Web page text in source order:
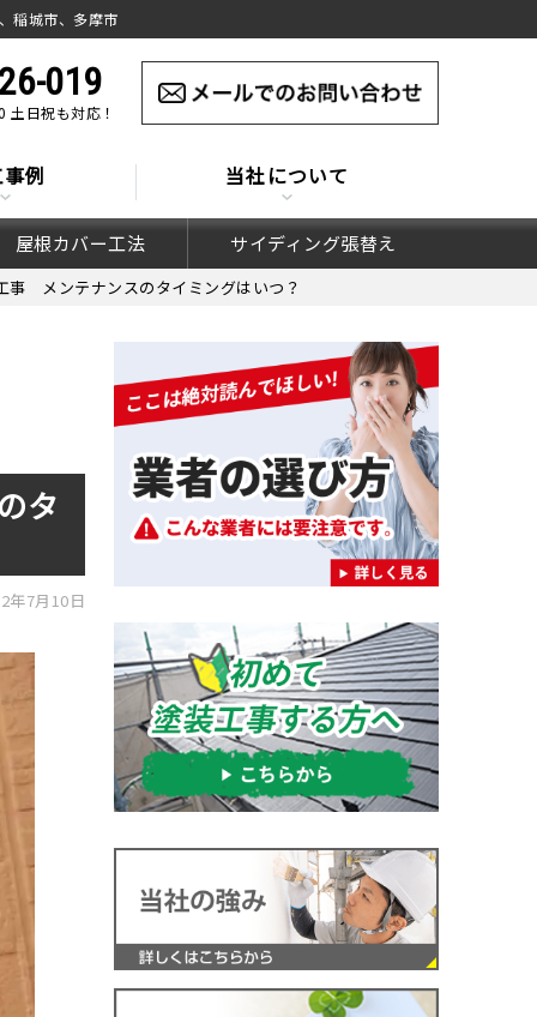
稲城市、多摩市
019
日祝も対応！
例 当社について
屋根カバー工法 サイディング張替え
メンテナンスのタイミングはいつ？
タ
年7月10日